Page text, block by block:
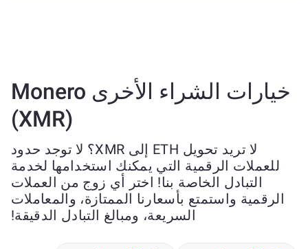
خيارات الشراء الأخرى Monero
(XMR)
لا تريد تحويل ETH إلى XMR؟ لا توجد حدود
للعملات الرقمية التي يمكنك استخدامها لخدمة
التبادل الخاصة بنا! اختر أي زوج من العملات
الرقمية واستمتع بأسعارنا الممتازة، والمعاملات
السريعة، ومبالغ التبادل الدقيقة!